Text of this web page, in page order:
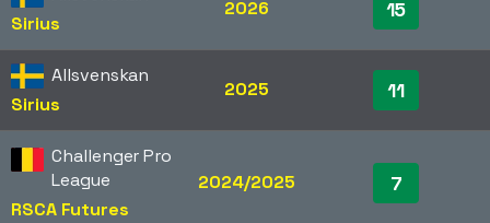
Sirius
2026 15
Allsvenskan
Sirius
2025 11
Challenger Pro
League
RSCA Futures
2024/2025 7